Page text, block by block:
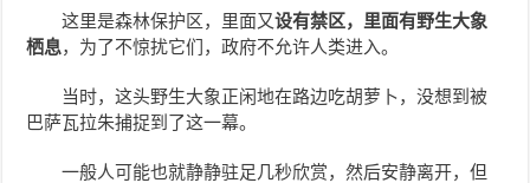
这里是森林保护区，里面又设有禁区，里面有野生大象
栖息，为了不惊扰它们，政府不允许人类进入。
当时，这头野生大象正闲地在路边吃胡萝卜，没想到被
巴萨瓦拉朱捕捉到了这一幕。
一般人可能也就静静驻足几秒欣赏，然后安静离开，但